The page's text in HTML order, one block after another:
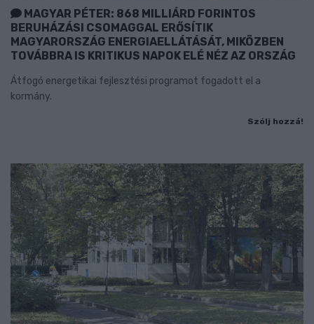
MAGYAR PÉTER: 868 MILLIÁRD FORINTOS
BERUHÁZÁSI CSOMAGGAL ERŐSÍTIK
MAGYARORSZÁG ENERGIAELLÁTÁSÁT, MIKÖZBEN
TOVÁBBRA IS KRITIKUS NAPOK ELÉ NÉZ AZ ORSZÁG
Átfogó energetikai fejlesztési programot fogadott el a
kormány.
Szólj hozzá!